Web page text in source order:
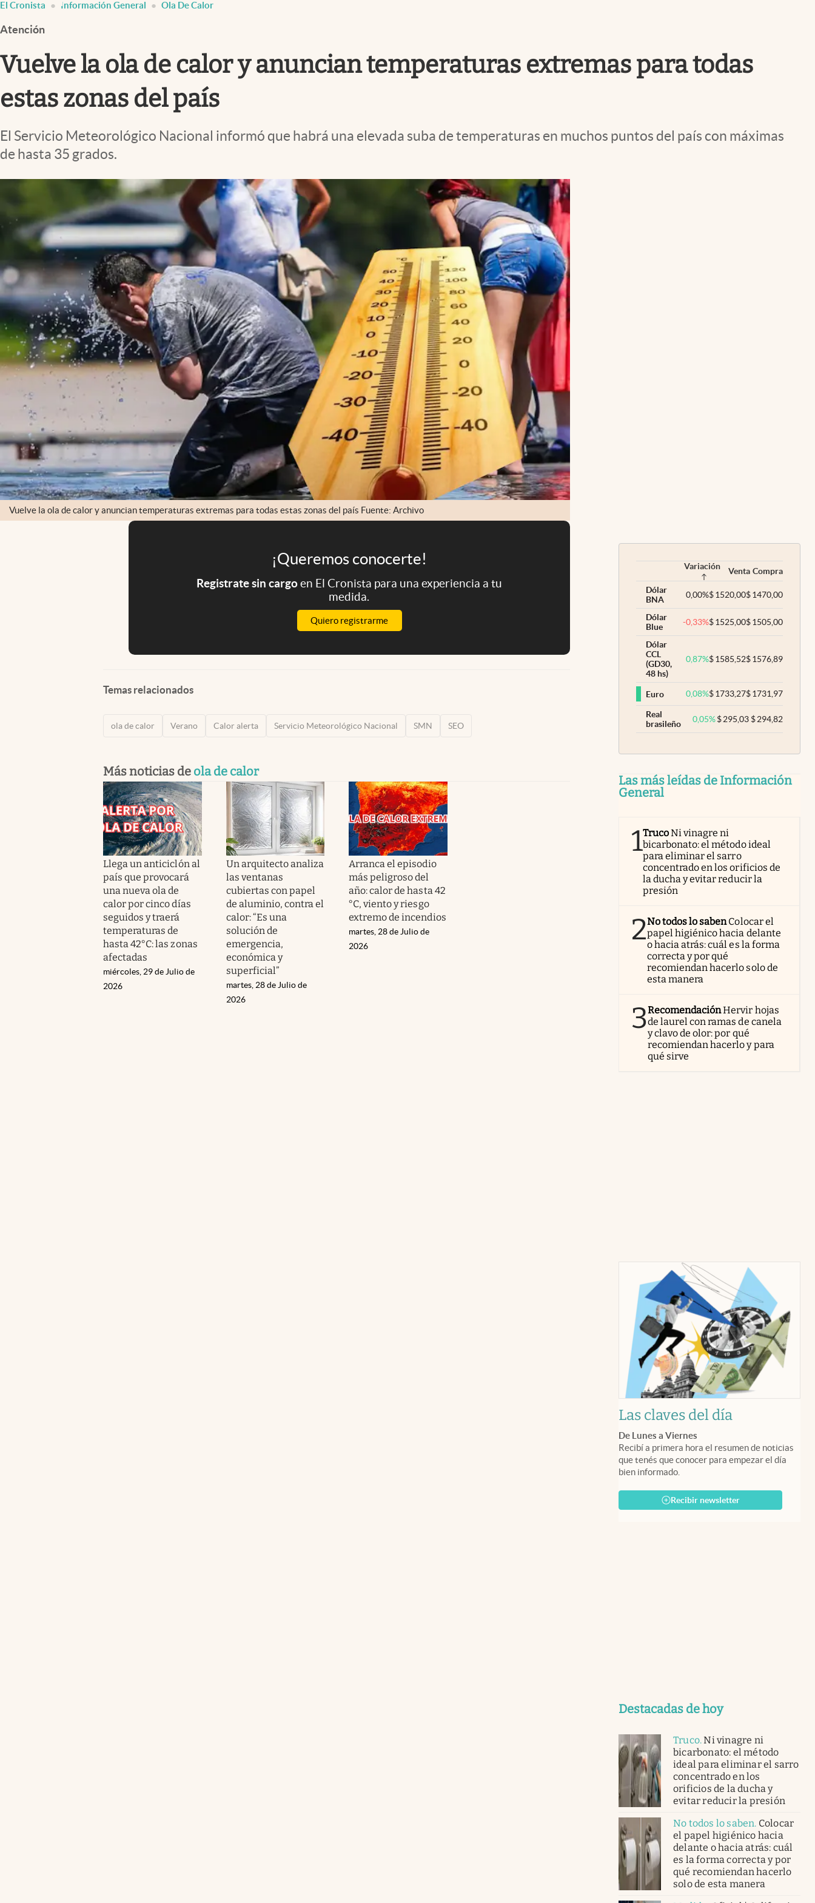
Infotechnology
Clase
Clima
Mundial 2026
Eventos Corporativos
El Cronista Información General Ola De Calor
Atención
Vuelve la ola de calor y anuncian temperaturas extremas para todas
estas zonas del país
El Servicio Meteorológico Nacional informó que habrá una elevada suba de temperaturas en muchos puntos del país con máximas
de hasta 35 grados.
Vuelve la ola de calor y anuncian temperaturas extremas para todas estas zonas del país Fuente: Archivo
¡Queremos conocerte!
Registrate sin cargoen El Cronista para una experiencia a tu
medida.
Quiero registrarme
Temas relacionados
ola de calor Verano Calor alerta Servicio Meteorológico Nacional SMN SEO
Más noticias de ola de calor
Llega un anticiclón al
país que provocará
una nueva ola de
calor por cinco días
seguidos y traerá
temperaturas de
hasta 42°C: las zonas
afectadas
miércoles, 29 de Julio de
2026
Un arquitecto analiza
las ventanas
cubiertas con papel
de aluminio, contra el
calor: “Es una
solución de
emergencia,
económica y
superficial”
martes, 28 de Julio de
2026
Arranca el episodio
más peligroso del
año: calor de hasta 42
°C, viento y riesgo
extremo de incendios
martes, 28 de Julio de
2026
Variación Venta Compra
Dólar
BNA
0,00%$1520,00$1470,00
Dólar
Blue
-0,33%$1525,00$1505,00
Dólar
CCL
(GD30,
48 hs)
0,87%$1585,52$1576,89
Euro 0,08%$1733,27$1731,97
Real
brasileño
0,05% $295,03 $294,82
Las más leídas de Información
General
1TrucoNi vinagre ni
bicarbonato: el método ideal
para eliminar el sarro
concentrado en los orificios de
la ducha y evitar reducir la
presión
2No todos lo sabenColocar el
papel higiénico hacia delante
o hacia atrás: cuál es la forma
correcta y por qué
recomiendan hacerlo solo de
esta manera
3RecomendaciónHervir hojas
de laurel con ramas de canela
y clavo de olor: por qué
recomiendan hacerlo y para
qué sirve
Las claves del día
De Lunes a Viernes
Recibí a primera hora el resumen de noticias
que tenés que conocer para empezar el día
bien informado.
Recibir newsletter
Destacadas de hoy
Truco.Ni vinagre ni
bicarbonato: el método
ideal para eliminar el sarro
concentrado en los
orificios de la ducha y
evitar reducir la presión
No todos lo saben. Colocar
el papel higiénico hacia
delante o hacia atrás: cuál
es la forma correcta y por
qué recomiendan hacerlo
solo de esta manera